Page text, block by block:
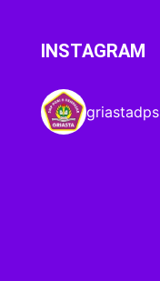
INSTAGRAM
griastadps